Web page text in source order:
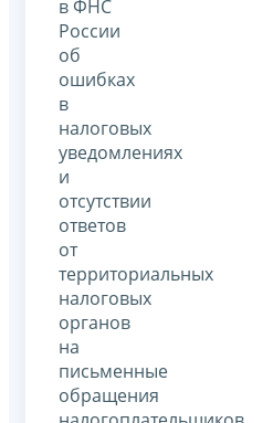
в ФНС
России
об
ошибках
в
налоговых
уведомлениях
и
отсутствии
ответов
от
территориальных
налоговых
органов
на
письменные
обращения